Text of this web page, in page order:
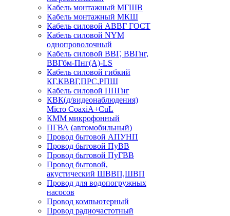
Кабель монтажный МГШВ
Кабель монтажный МКШ
Кабель силовой АВВГ ГОСТ
Кабель силовой NYM
однопроволочный
Кабель силовой ВВГ, ВВГнг,
ВВГбм-Пнг(А)-LS
Кабель силовой гибкий
КГ,КВВГ,ПРС,РПШ
Кабель силовой ППГнг
КВК(д/видеонаблюдения)
Micro CoaxiA+CuL
КММ микрофонный
ПГВА (автомобильный)
Провод бытовой АПУНП
Провод бытовой ПуВВ
Провод бытовой ПуГВВ
Провод бытовой,
акустический ШВВП,ШВП
Провод для водопогружных
насосов
Провод компьютерный
Провод радиочастотный